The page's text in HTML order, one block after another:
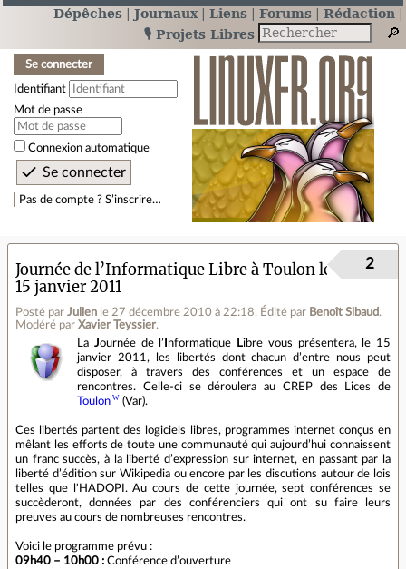
Dépêches Journaux Liens Forums
Rédaction
🎙️ Projets Libres
Se connecter
Identifiant
Mot de passe
Connexion automatique
Pas de compte ? S’inscrire…
Journée de l’Informatique Libre à Toulon le
15 janvier 2011
Posté par Julien le 27 décembre 2010 à 22:18. Édité par Benoît Sibaud.
Modéré par Xavier Teyssier.
2
La Journée de l’ nformatique Libre vous présentera, le 15
janvier 2011, les libertés dont chacun d’entre nous peut
disposer, à travers des conférences et un espace de
rencontres. Celle-ci se déroulera au CREP des Lices de
Toulon
(Var).
Ces libertés partent des logiciels libres, programmes internet conçus en
mêlant les efforts de toute une communauté qui aujourd’hui connaissent
un franc succès, à la liberté d’expression sur internet, en passant par la
liberté d’édition sur Wikipedia ou encore par les discutions autour de lois
telles que l'HADOPI. Au cours de cette journée, sept conférences se
succèderont, données par des conférenciers qui ont su faire leurs
preuves au cours de nombreuses rencontres.
Voici le programme prévu :
09h40 – 10h00 : Conférence d’ouverture